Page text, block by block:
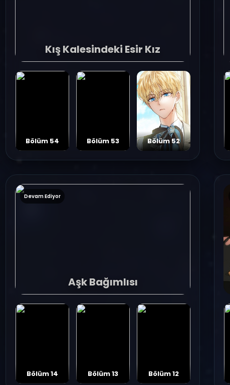
Kış Kalesindeki Esir Kız
Bölüm 54 Bölüm 53 Bölüm 52
Devam Ediyor
Aşk Bağımlısı
Bölüm 14 Bölüm 13 Bölüm 12